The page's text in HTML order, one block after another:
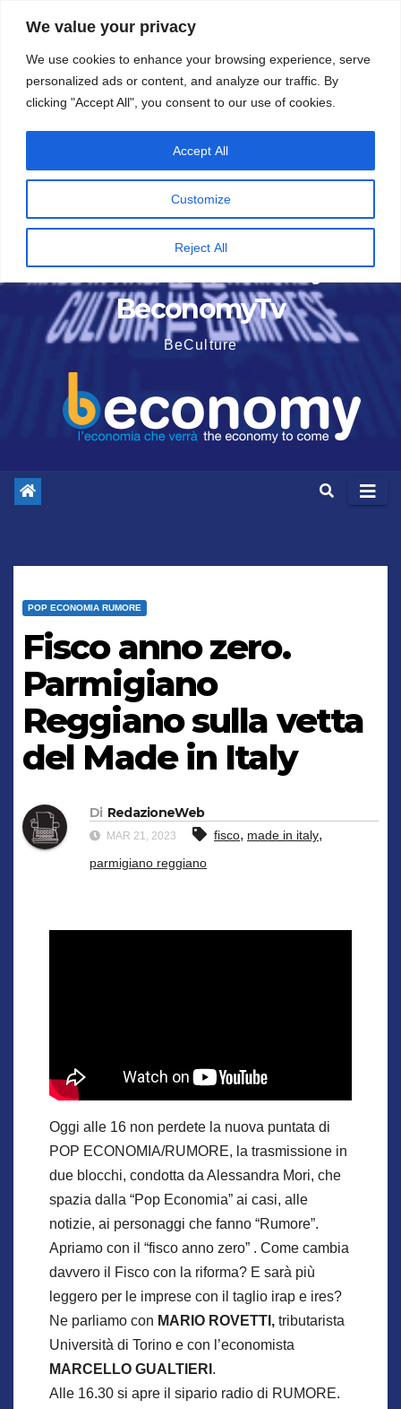
We value your privacy
We use cookies to enhance your browsing experience, serve
personalized ads or content, and analyze our traffic. By
clicking "Accept All", you consent to our use of cookies.
Customize
Reject All
Accept All
contenuto
5 Agosto 2026
BeconomyTv
BeCulture
POP ECONOMIA RUMORE
Fisco anno zero.
Parmigiano
Reggiano sulla vetta
del Made in Italy
Di RedazioneWeb
MAR 21, 2023 fisco, made in italy,
parmigiano reggiano
Oggi alle 16 non perdete la nuova puntata di
POP ECONOMIA/RUMORE, la trasmissione in
due blocchi, condotta da Alessandra Mori, che
spazia dalla “Pop Economia” ai casi, alle
notizie, ai personaggi che fanno “Rumore”.
Apriamo con il “fisco anno zero” . Come cambia
davvero il Fisco con la riforma? E sarà più
leggero per le imprese con il taglio irap e ires?
Ne parliamo con MARIO ROVETTI, tributarista
Università di Torino e con l’economista
MARCELLO GUALTIERI .
Alle 16.30 si apre il sipario radio di RUMORE.